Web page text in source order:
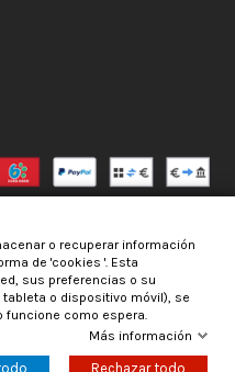
hacer su pedido y le será enviado en
Añadir al carrito
web por
o recuperar información
de 'cookies '. Esta
sus preferencias o su
o dispositivo móvil), se
funcione como espera.
Más información
Rechazar todo